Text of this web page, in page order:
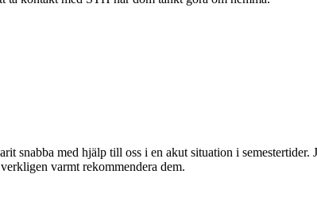
snabba med hjälp till oss i en akut situation i
varmt rekommendera dem.